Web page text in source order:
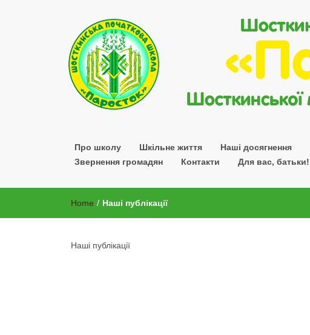
Про школу Шкільне життя Наші досягнення
Звернення громадян
Контакти Для вас, батьки!
Home / Наші публікації
Наші публікації